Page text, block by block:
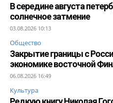
В середине августа
солнечное затмение
03.08.2026 10:13
Общество
Закрытие границы с
экономике восточной
06.08.2026 16:49
Культура